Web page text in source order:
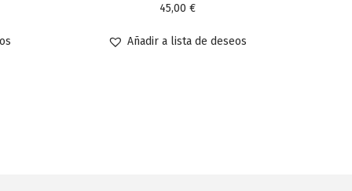
45,00 €
Añadir a lista de deseos